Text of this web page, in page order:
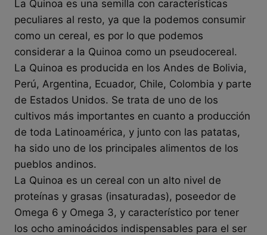
La Quinoa es una semilla con características
peculiares al resto, ya que la podemos consumir
como un cereal, es por lo que podemos
considerar a la Quinoa como un pseudocereal.
La Quinoa es producida en los Andes de Bolivia,
Perú, Argentina, Ecuador, Chile, Colombia y parte
de Estados Unidos. Se trata de uno de los
cultivos más importantes en cuanto a producción
de toda Latinoamérica, y junto con las patatas,
ha sido uno de los principales alimentos de los
pueblos andinos.
La Quinoa es un cereal con un alto nivel de
proteínas y grasas (insaturadas), poseedor de
Omega 6 y Omega 3, y característico por tener
los ocho aminoácidos indispensables para el ser